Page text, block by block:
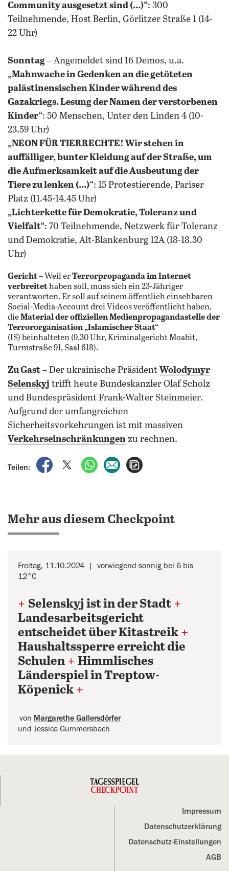
Community ausgesetzt sind (...)“: 300
Teilnehmende, Host Berlin, Görlitzer Straße 1 (14-
22 Uhr)
Sonntag – Angemeldet sind 16 Demos, u.a.
„Mahnwache in Gedenken an die getöteten
palästinensischen Kinder während des
Gazakriegs. Lesung der Namen der verstorbenen
Kinder“: 50 Menschen, Unter den Linden 4 (10-
23.59 Uhr)
„NEON FÜR TIERRECHTE! Wir stehen in
auffälliger, bunter Kleidung auf der Straße, um
die Aufmerksamkeit auf die Ausbeutung der
Tiere zu lenken (...)“: 15 Protestierende, Pariser
Platz (11.45-14.45 Uhr)
„Lichterkette für Demokratie, Toleranz und
Vielfalt“: 70 Teilnehmende, Netzwerk für Toleranz
und Demokratie, Alt-Blankenburg 12A (18-18.30
Uhr)
Gericht– Weil erTerrorpropaganda im Internet
verbreitethaben soll, muss sich ein 23-Jähriger
verantworten. Er soll auf seinem öffentlich einsehbaren
Social-Media-Account drei Videos veröffentlicht haben,
dieMaterial der offiziellen Medienpropagandastelle der
Terrororganisation „Islamischer Staat“
(IS) beinhalteten (9.30 Uhr, Kriminalgericht Moabit,
Turmstraße 91, Saal 618).
Zu Gast – Der ukrainische Präsident Wolodymyr
Selenskyj trifft heute Bundeskanzler Olaf Scholz
und Bundespräsident Frank-Walter Steinmeier.
Aufgrund der umfangreichen
Sicherheitsvorkehrungen ist mit massiven
Verkehrseinschränkungen zu rechnen.
Teilen:
auf Facebook teilen
auf X teilenper WhatsApp teilen
per E-Mail teilen
Mehr aus diesem Checkpoint
Freitag, 11.10.2024
vorwiegend sonnig bei 6 bis
12°C
+ Selenskyj ist in der Stadt +
Landesarbeitsgericht
entscheidet über Kitastreik +
Haushaltssperre erreicht die
Schulen + Himmlisches
Länderspiel in Treptow-
Köpenick +
von Margarethe Gallersdörfer
und Jessica Gummersbach
Impressum
Datenschutz­erklärung
Datenschutz-Einstellungen
AGB